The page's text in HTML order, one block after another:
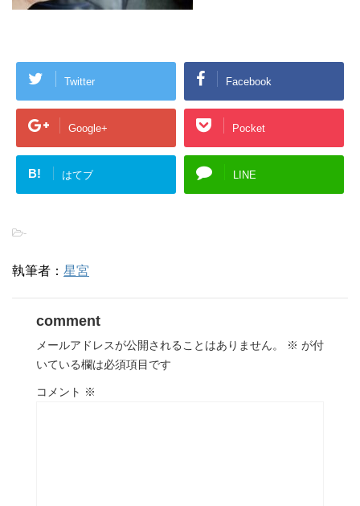
Twitter Facebook
Google+ Pocket
B! はてブ LINE
-
執筆者： 星宮
comment
メールアドレスが公開されることはありません。 ※ が付
いている欄は必須項目です
コメント ※